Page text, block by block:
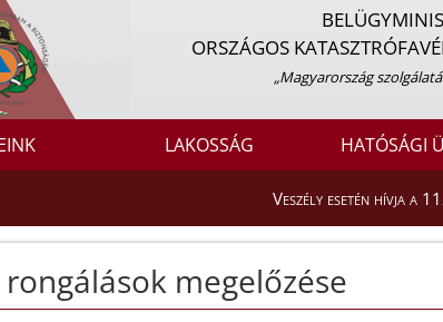
ORSZÁGOS
„Magyarország
LAKOSSÁG HATÓSÁGI
Veszély esetén hívja a
megelőzése